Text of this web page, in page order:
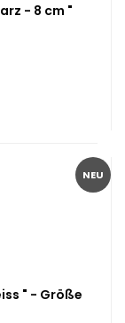
- 8 cm "
NEU
" - Größe